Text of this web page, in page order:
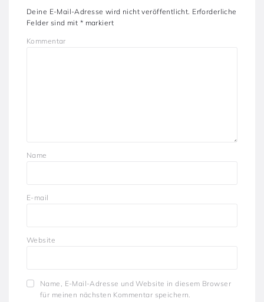
Deine E-Mail-Adresse wird nicht veröffentlicht. Erforderliche
Felder sind mit * markiert
Kommentar
Name
E-mail
Website
Name, E-Mail-Adresse und Website in diesem Browser
für meinen nächsten Kommentar speichern.